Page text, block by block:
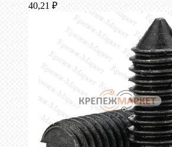
40,21 ₽